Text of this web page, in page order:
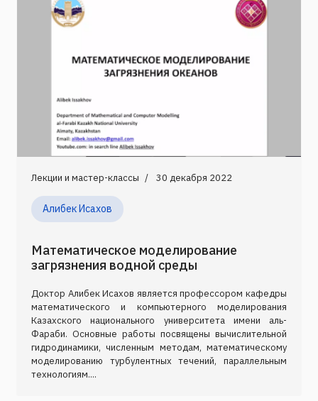
Лекции и мастер-классы 30 декабря 2022
Алибек Исахов
Математическое моделирование
загрязнения водной среды
Доктор Алибек Исахов является профессором кафедры
математического и компьютерного моделирования
Казахского национального университета имени аль-
Фараби. Основные работы посвящены вычислительной
гидродинамики, численным методам, математическому
моделированию турбулентных течений, параллельным
технологиям....